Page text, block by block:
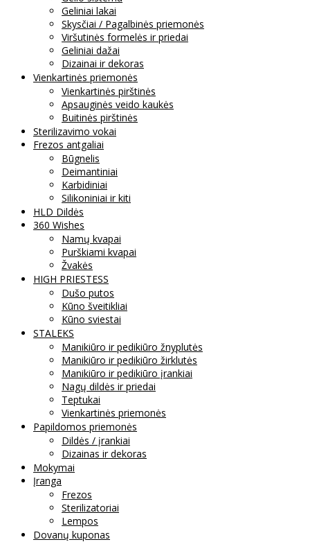
Geliniai lakai
Skysčiai / Pagalbinės priemonės
Viršutinės formelės ir priedai
Geliniai dažai
Dizainai ir dekoras
Vienkartinės priemonės
Vienkartinės pirštinės
Apsauginės veido kaukės
Buitinės pirštinės
Sterilizavimo vokai
Frezos antgaliai
Būgnelis
Deimantiniai
Karbidiniai
Silikoniniai ir kiti
HLD Dildės
360 Wishes
Namų kvapai
Purškiami kvapai
Žvakės
HIGH PRIESTESS
Dušo putos
Kūno šveitikliai
Kūno sviestai
STALEKS
Manikiūro ir pedikiūro žnyplutės
Manikiūro ir pedikiūro žirklutės
Manikiūro ir pedikiūro įrankiai
Nagų dildės ir priedai
Teptukai
Vienkartinės priemonės
Papildomos priemonės
Dildės / įrankiai
Dizainas ir dekoras
Mokymai
Įranga
Frezos
Sterilizatoriai
Lempos
Dovanų kuponas